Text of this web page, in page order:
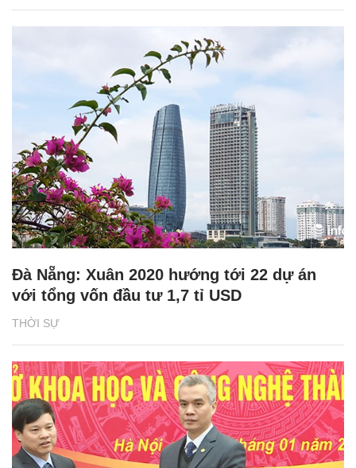
THỜI SỰ
Đà Nẵng: Xuân 2020 hướng tới 22 dự án
với tổng vốn đầu tư 1,7 tỉ USD